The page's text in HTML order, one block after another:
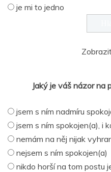
je mi to jedno
Jaký je váš názor na
jsem s ním nadmíru
jsem s ním spokojen(a), i
nemám na něj nijak
nejsem s ním spokojen(a)
nikdo horší na tom postu